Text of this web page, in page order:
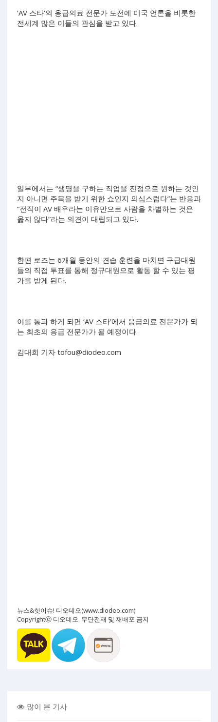
‘AV 스타’의 응급의료 전문가 도전에 미국 언론을 비롯한
전세계 많은 이들의 관심을 받고 있다.
일부에서는 “생명을 구하는 직업을 진정으로 원하는 것인
지 아니면 주목을 받기 위한 쇼인지 의심스럽다”는 반응과
“전직이 AV 배우라는 이유만으로 사람을 차별하는 것은
옳지 않다”라는 의견이 대립되고 있다.
한편 로즈는 6개월 동안의 견습 훈련을 마치면 구급대원
들의 직접 투표를 통해 정규대원으로 활동 할 수 있는 평
가를 받게 된다.
이를 통과 하게 되면 ‘AV 스타’에서 응급의료 전문가가 되
는 최초의 응급 전문가가 될 예정이다.
김대희 기자 tofou@diodeo.com
뉴스&핫이슈! 디오데오(www.diodeo.com)
Copyrightⓒ 디오데오. 무단전재 및 재배포 금지
많이 본 기사